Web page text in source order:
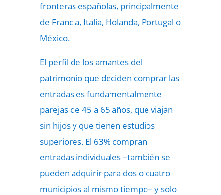
fronteras españolas, principalmente
de Francia, Italia, Holanda, Portugal o
México.
El perfil de los amantes del
patrimonio que deciden comprar las
entradas es fundamentalmente
parejas de 45 a 65 años, que viajan
sin hijos y que tienen estudios
superiores. El 63% compran
entradas individuales –también se
pueden adquirir para dos o cuatro
municipios al mismo tiempo– y solo